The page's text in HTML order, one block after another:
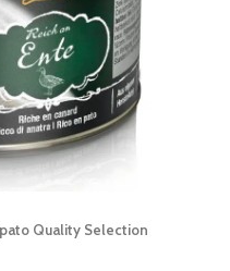
Quality Selection